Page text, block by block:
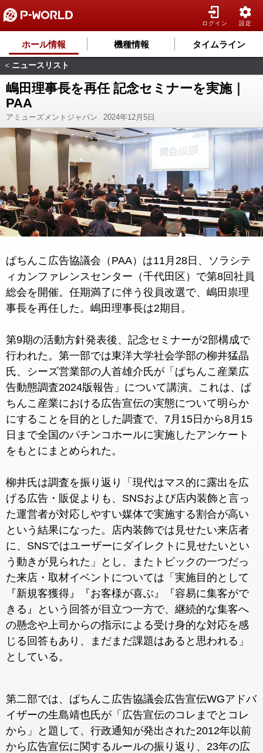
ログイン 設定
ホール情報 機種情報 タイムライン
< ニュースリスト
嶋田理事長を再任 記念セミナーを実施｜
PAA
アミューズメントジャパン 2024年12月5日
ぱちんこ広告協議会（PAA）は11月28日、ソラシテ
ィカンファレンスセンター（千代田区）で第8回社員
総会を開催。任期満了に伴う役員改選で、嶋田祟理
事長を再任した。嶋田理事長は2期目。
第9期の活動方針発表後、記念セミナーが2部構成で
行われた。第一部では東洋大学社会学部の柳井猛晶
氏、シーズ営業部の人首雄介氏が「ぱちんこ産業広
告動態調査2024版報告」について講演。これは、ぱ
ちんこ産業における広告宣伝の実態について明らか
にすることを目的とした調査で、7月15日から8月15
日まで全国のパチンコホールに実施したアンケート
をもとにまとめられた。
柳井氏は調査を振り返り「現代はマス的に露出を広
げる広告・販促よりも、SNSおよび店内装飾と言っ
た運営者が対応しやすい媒体で実施する割合が高い
という結果になった。店内装飾では見せたい来店者
に、SNSではユーザーにダイレクトに見せたいとい
う動きが見られた」とし、またトピックの一つだっ
た来店・取材イベントについては「実施目的として
『新規客獲得』『お客様が喜ぶ』『容易に集客がで
きる』という回答が目立つ一方で、継続的な集客へ
の懸念や上司からの指示による受け身的な対応を感
じる回答もあり、まだまだ課題はあると思われる」
としている。
第二部では、ぱちんこ広告協議会広告宣伝WGアドバ
イザーの生島靖也氏が「広告宣伝のコレまでとコレ
から」と題して、行政通知が発出された2012年以前
から広告宣伝に関するルールの振り返り、23年の広